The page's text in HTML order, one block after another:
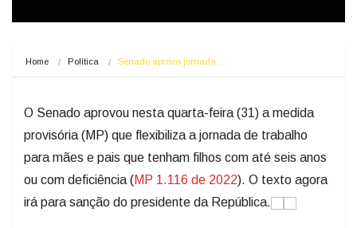
Home Política Senado aprova jornada…
O Senado aprovou nesta quarta-feira (31) a medida
provisória (MP) que flexibiliza a jornada de trabalho
para mães e pais que tenham filhos com até seis anos
ou com deficiência (MP 1.116 de 2022). O texto agora
irá para sanção do presidente da República.